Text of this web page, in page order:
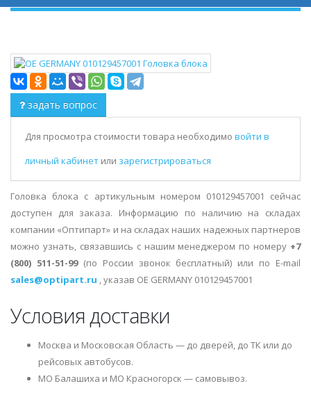
задать вопрос
Для просмотра стоимости товара необходимо войти в
личный кабинет или зарегистрироваться
Головка блока с артикульным номером 010129457001 сейчас
доступен для заказа. Информацию по наличию на складах
компании «Оптипарт» и на складах наших надежных партнеров
можно узнать, связавшись с нашим менеджером по номеру +7
(800) 511-51-99(по России звонок бесплатный) или по E-mail
sales@optipart.ru , указав OE GERMANY 010129457001
Условия доставки
Москва и Московская Область — до дверей, до ТК или до
рейсовых автобусов.
МО Балашиха и МО Красногорск — самовывоз.